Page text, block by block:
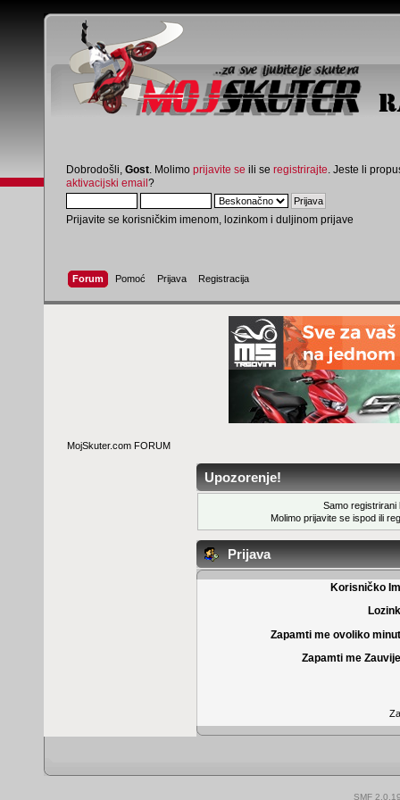
Dobrodošli, Gost . Molimo prijavite se ili se registrirajte . Jeste li
aktivacijski email?
Prijavite se korisničkim imenom, lozinkom i duljinom prijave
Forum Pomoć Prijava Registracija
MojSkuter.com FORUM
Upozorenje!
Samo registrirani
Molimo prijavite se ispod ili
Prijava
Korisničko
Zapamti me ovoliko
Zapamti me
SMF